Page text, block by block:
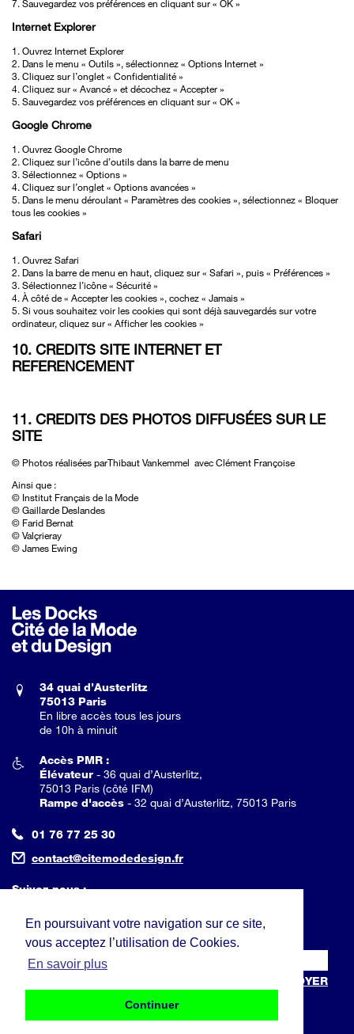
En poursuivant votre navigation sur ce site,
vous acceptez l’utilisation de Cookies.
En savoir plus
Continuer
7. Sauvegardez vos préférences en cliquant sur « OK »
Internet Explorer
1. Ouvrez Internet Explorer
2. Dans le menu « Outils », sélectionnez « Options Internet »
3. Cliquez sur l’onglet « Confidentialité »
4. Cliquez sur « Avancé » et décochez « Accepter »
5. Sauvegardez vos préférences en cliquant sur « OK »
Google Chrome
1. Ouvrez Google Chrome
2. Cliquez sur l’icône d’outils dans la barre de menu
3. Sélectionnez « Options »
4. Cliquez sur l’onglet « Options avancées »
5. Dans le menu déroulant « Paramètres des cookies », sélectionnez « Bloquer
tous les cookies »
Safari
1. Ouvrez Safari
2. Dans la barre de menu en haut, cliquez sur « Safari », puis « Préférences »
3. Sélectionnez l’icône « Sécurité »
4. À côté de « Accepter les cookies », cochez « Jamais »
5. Si vous souhaitez voir les cookies qui sont déjà sauvegardés sur votre
ordinateur, cliquez sur « Afficher les cookies »
10. CREDITS SITE INTERNET ET
REFERENCEMENT
11. CREDITS DES PHOTOS DIFFUSÉES SUR LE
SITE
© Photos réalisées parThibaut Vankemmel avec Clément Françoise
Ainsi que :
© Institut Français de la Mode
© Gaillarde Deslandes
© Farid Bernat
© Valçrieray
© James Ewing
34 quai d’Austerlitz
75013 Paris
En libre accès tous les jours
de 10h à minuit
Accès PMR :
Élévateur - 36 quai d’Austerlitz,
75013 Paris (côté IFM)
Rampe d'accès - 32 quai d’Austerlitz, 75013 Paris
01 76 77 25 30
contact@citemodedesign.fr
Suivez nous :
Inscrivez-vous à la newsletter :
ENVOYER